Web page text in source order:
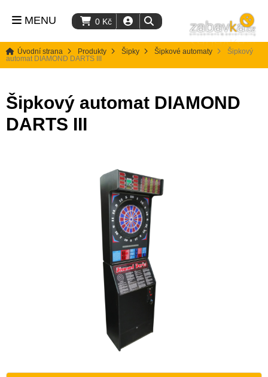
0 Kč
MENU
Úvodní strana Produkty Šipky Šipkové automaty
Šipkový
automat DIAMOND DARTS III
Šipkový automat DIAMOND
DARTS III